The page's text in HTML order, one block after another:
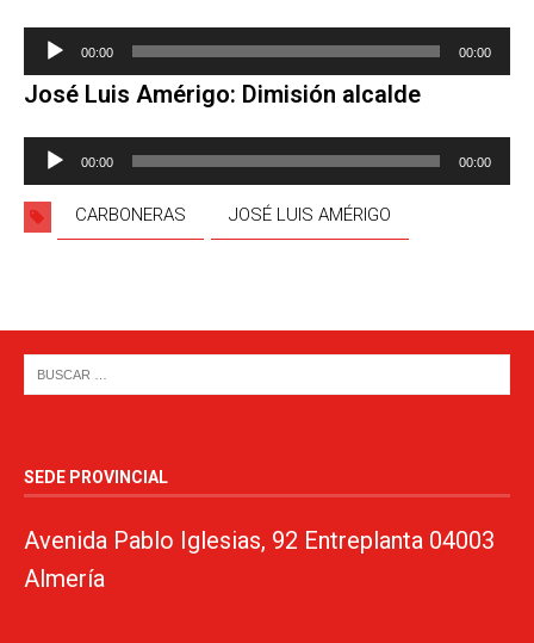
Reproductor
audio
00:00 00:00
José Luis Amérigo: Dimisión alcalde
Reproductor
audio
00:00 00:00
CARBONERAS JOSÉ LUIS AMÉRIGO
SEDE PROVINCIAL
Avenida Pablo Iglesias, 92 Entreplanta 04003
Almería